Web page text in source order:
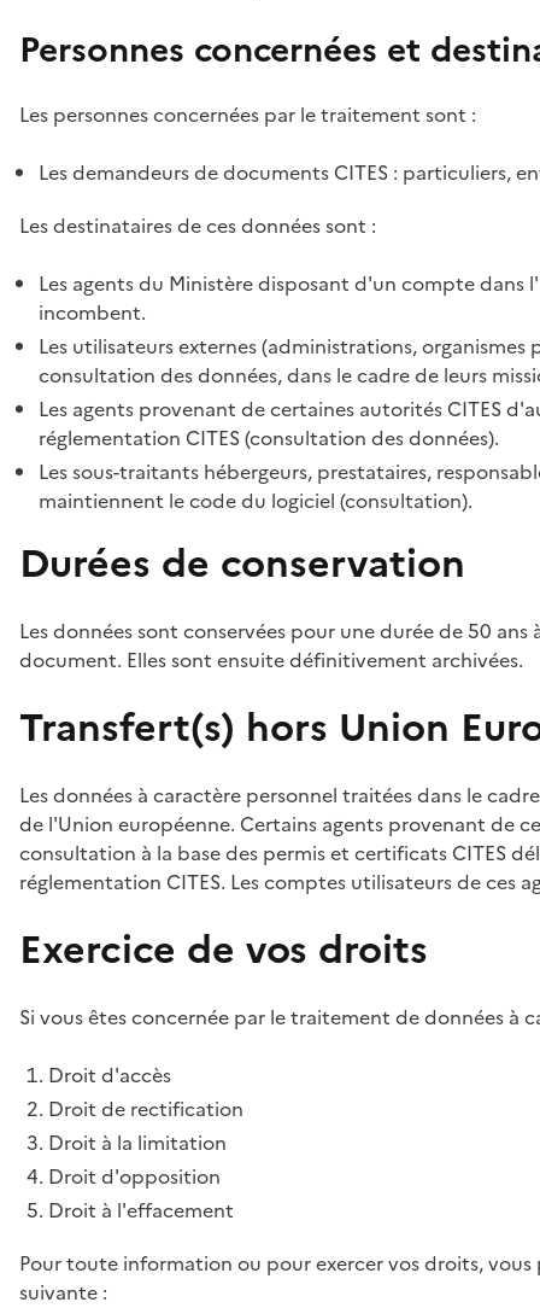
Personnes concernées et
Les personnes concernées par le traitement sont :
Les demandeurs de documents CITES : particuliers,
Les destinataires de ces données sont :
Les agents du Ministère disposant d'un compte
incombent.
Les utilisateurs externes (administrations,
consultation des données, dans le cadre de leurs
Les agents provenant de certaines autorités CITES
réglementation CITES (consultation des données).
Les sous-traitants hébergeurs, prestataires,
maintiennent le code du logiciel (consultation).
Durées de conservation
Les données sont conservées pour une durée de 50
document. Elles sont ensuite définitivement archivées.
Transfert(s) hors Union
Les données à caractère personnel traitées dans le
de l'Union européenne. Certains agents provenant de
consultation à la base des permis et certificats CITES
réglementation CITES. Les comptes utilisateurs de ces
Exercice de vos droits
Si vous êtes concernée par le traitement de données à
Droit d'accès
Droit de rectification
Droit à la limitation
Droit d'opposition
Droit à l'effacement
Pour toute information ou pour exercer vos droits,
suivante :